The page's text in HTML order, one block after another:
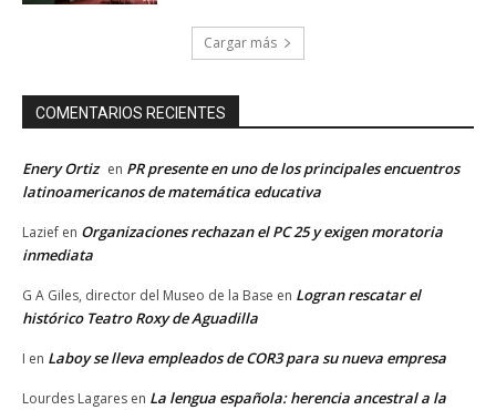
Cargar más
COMENTARIOS RECIENTES
Enery Ortiz en PR presente en uno de los principales encuentros
latinoamericanos de matemática educativa
Lazief en Organizaciones rechazan el PC 25 y exigen moratoria
inmediata
G A Giles, director del Museo de la Base en Logran rescatar el
histórico Teatro Roxy de Aguadilla
I en Laboy se lleva empleados de COR3 para su nueva empresa
Lourdes Lagares en La lengua española: herencia ancestral a la